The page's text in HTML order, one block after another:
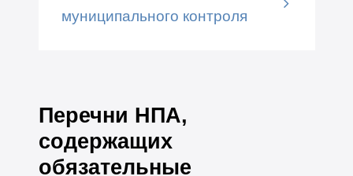
муниципального контроля
Перечни НПА,
содержащих
обязательные